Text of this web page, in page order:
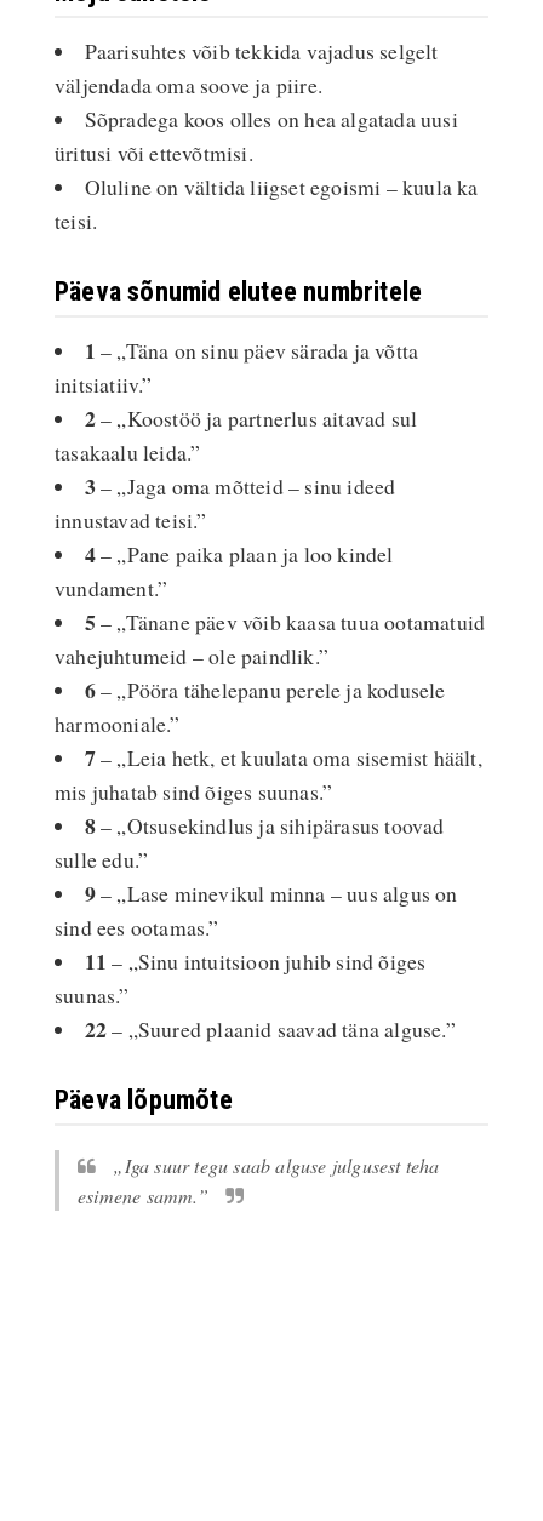
Paarisuhtes võib tekkida vajadus selgelt
väljendada oma soove ja piire.
Sõpradega koos olles on hea algatada uusi
üritusi või ettevõtmisi.
Oluline on vältida liigset egoismi – kuula ka
teisi.
Päeva sõnumid elutee numbritele
1 – „Täna on sinu päev särada ja võtta
initsiatiiv.”
2– „Koostöö ja partnerlus aitavad sul
tasakaalu leida.”
3– „Jaga oma mõtteid – sinu ideed
innustavad teisi.”
4– „Pane paika plaan ja loo kindel
vundament.”
5 – „Tänane päev võib kaasa tuua ootamatuid
vahejuhtumeid – ole paindlik.”
6– „Pööra tähelepanu perele ja kodusele
harmooniale.”
7– „Leia hetk, et kuulata oma sisemist häält,
mis juhatab sind õiges suunas.”
8– „Otsusekindlus ja sihipärasus toovad
sulle edu.”
9– „Lase minevikul minna – uus algus on
sind ees ootamas.”
11 – „Sinu intuitsioon juhib sind õiges
suunas.”
22– „Suured plaanid saavad täna alguse.”
Päeva lõpumõte
„Iga suur tegu saab alguse julgusest teha
esimene samm.”